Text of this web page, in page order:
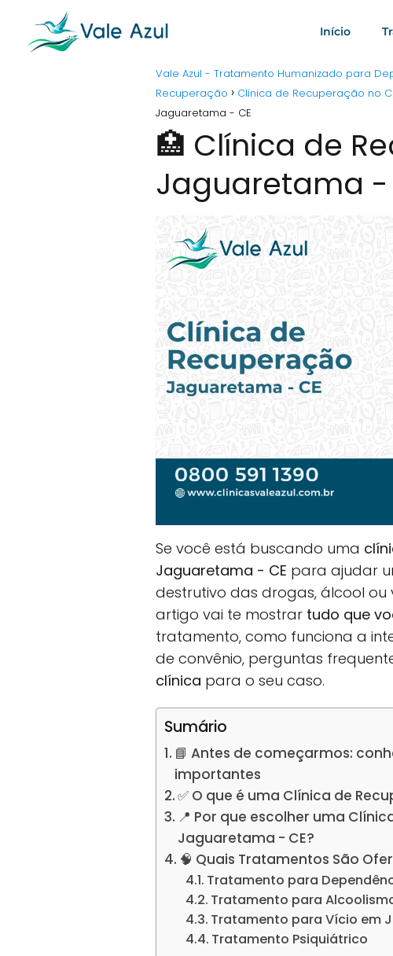
Início
Vale Azul - Tratamento Humanizado para
Recuperação
Clínica de Recuperação no
Jaguaretama - CE
🏥 Clínica de
Jaguaretama -
Se você está buscando uma
Jaguaretama - CE para ajudar
destrutivo das drogas, álcool
artigo vai te mostrar tudo que
tratamento, como funciona a
de convênio, perguntas
clínica para o seu caso.
Sumário
📘 Antes de começarmos:
importantes
✅ O que é uma Clínica de
📍 Por que escolher uma
Jaguaretama - CE?
🧠 Quais Tratamentos São
Tratamento para
Tratamento para
Tratamento para Vício em
Tratamento Psiquiátrico